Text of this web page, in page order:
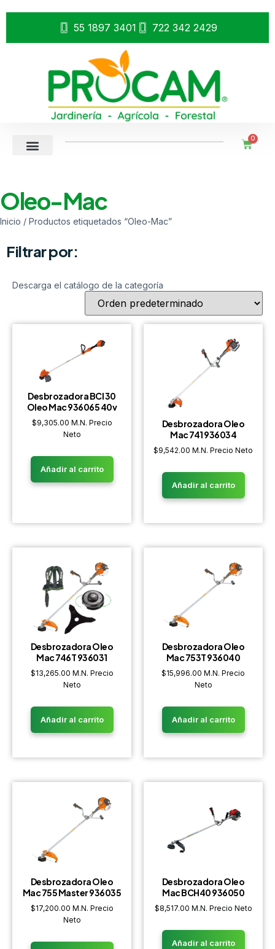
55 1897 3401 722 342 2429
0
Oleo-Mac
Inicio / Productos etiquetados “Oleo-Mac”
Filtrar por:
Descarga el catálogo de la categoría
Desbrozadora BCI 30
Oleo Mac 936065 40v
$9,305.00 M.N. Precio
Neto
Añadir al carrito
Desbrozadora Oleo
Mac 741 936034
$9,542.00 M.N. Precio Neto
Añadir al carrito
Desbrozadora Oleo
Mac 746T 936031
$13,265.00 M.N. Precio
Neto
Añadir al carrito
Desbrozadora Oleo
Mac 753T 936040
$15,996.00 M.N. Precio
Neto
Añadir al carrito
Desbrozadora Oleo
Mac 755 Master 936035
$17,200.00 M.N. Precio
Neto
Desbrozadora Oleo
Mac BCH40 936050
$8,517.00 M.N. Precio Neto
Añadir al carrito